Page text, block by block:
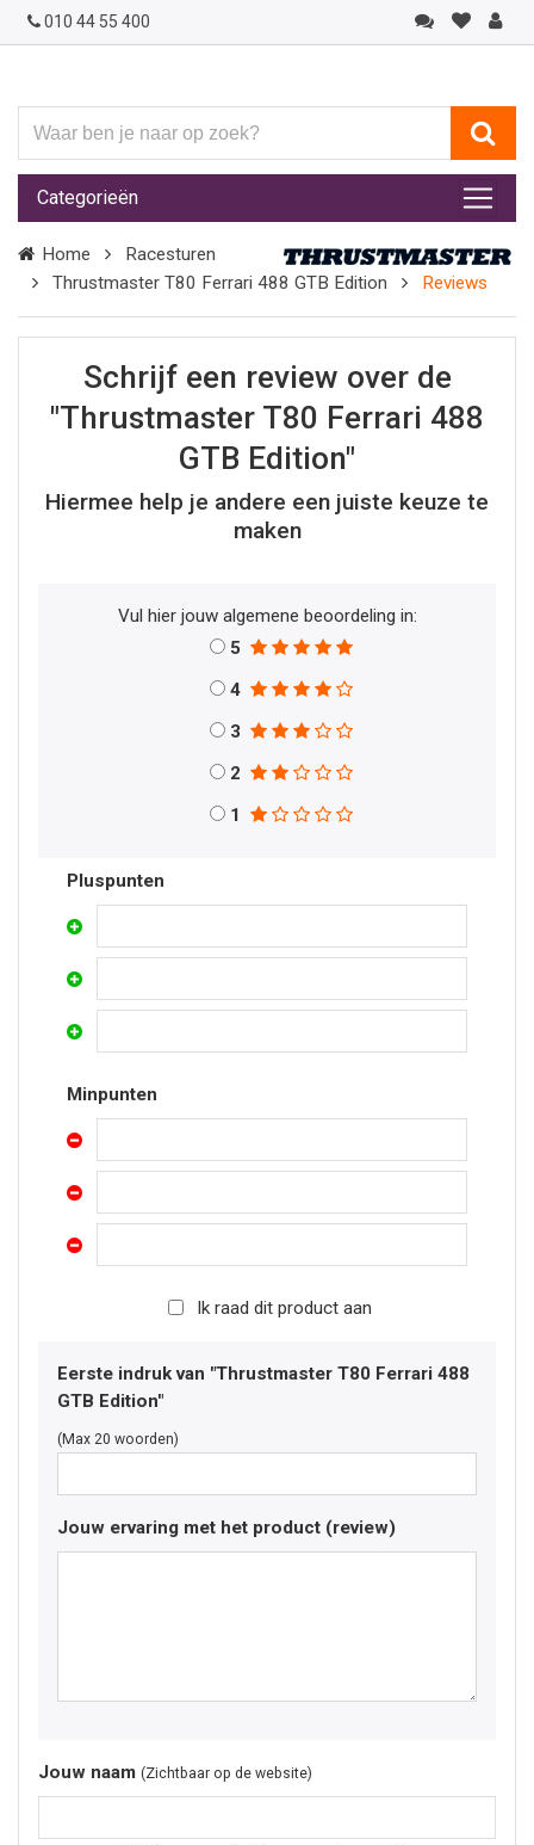
010 44 55 400
ben
je
naar
op
zoek?
Categorieën
Home
Racesturen
Thrustmaster T80 Ferrari 488 GTB Edition
Reviews
Schrijf een review over de
"Thrustmaster T80 Ferrari 488
GTB Edition"
Hiermee help je andere een juiste keuze te
maken
Vul hier jouw algemene beoordeling in:
5
4
3
2
1
Pluspunten
Minpunten
Ik raad dit product aan
Eerste indruk van "Thrustmaster T80 Ferrari 488
GTB Edition"
(Max 20 woorden)
Jouw ervaring met het product (review)
Jouw naam (Zichtbaar op de website)